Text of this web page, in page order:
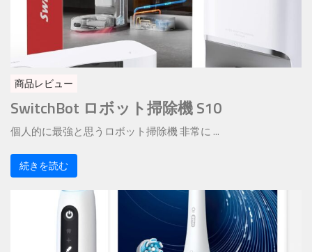
商品レビュー
SwitchBot ロボット掃除機 S10
個人的に最強と思うロボット掃除機 非常に ...
続きを読む